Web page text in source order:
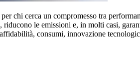
chi cerca un compromesso tra
le emissioni e, in molti casi,
consumi, innovazione